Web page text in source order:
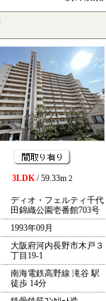
3LDK/ 59.33m 2
ディオ・フェルティ千代
田錦織公園壱番館703号
1993年09月
大阪府河内長野市木戸３
丁目19-1
南海電鉄高野線 滝谷 駅
徒歩 14分